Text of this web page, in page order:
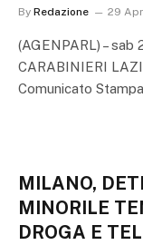
By Redazione 29
(AGENPARL) –
CARABINIERI
Comunicato
MILANO,
MINORILE
DROGA E